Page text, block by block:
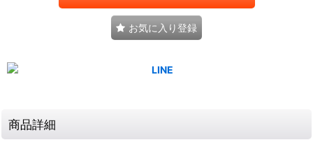
お気に入り登録
商品詳細